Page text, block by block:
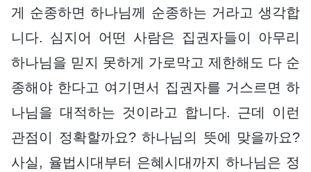
게 순종하면 하나님께 순종하는 거라고 생각합
니다. 심지어 어떤 사람은 집권자들이 아무리
하나님을 믿지 못하게 가로막고 제한해도 다 순
종해야 한다고 여기면서 집권자를 거스르면 하
나님을 대적하는 것이라고 합니다. 근데 이런
관점이 정확할까요? 하나님의 뜻에 맞을까요?
사실, 율법시대부터 은혜시대까지 하나님은 정